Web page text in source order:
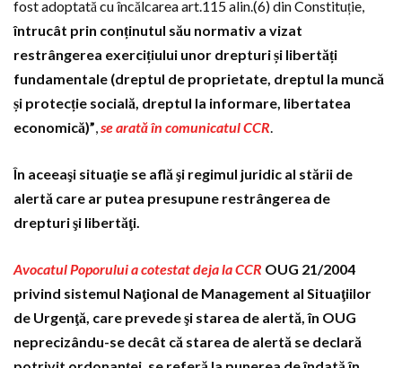
fost adoptată cu încălcarea art.115 alin.(6) din Constituție,
întrucât prin conținutul său normativ a vizat
restrângerea exercițiului unor drepturi și libertăți
fundamentale (dreptul de proprietate, dreptul la muncă
și protecție socială, dreptul la informare, libertatea
economică)”,se arată în comunicatul CCR.
În aceeaşi situaţie se află şi regimul juridic al stării de
alertă care ar putea presupune restrângerea de
drepturi şi libertăţi.
Avocatul Poporului a cotestat deja la CCR OUG 21/2004
privind sistemul Naţional de Management al Situaţiilor
de Urgenţă, care prevede şi starea de alertă, în OUG
neprecizându-se decât că starea de alertă se declară